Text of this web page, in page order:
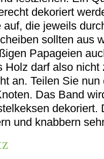
dekoriert
auf, die jeweils
sollten aus
Papageien
Holz darf also
an. Teilen Sie
Das Band
dekoriert.
und knabbern